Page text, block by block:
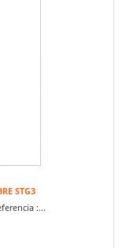
STG3
:...